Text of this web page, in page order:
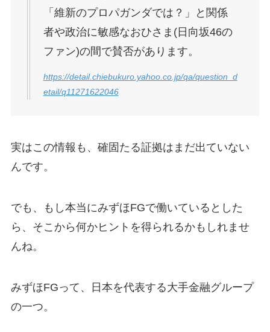
「維新のプロパガンダでは？」と関係
者や政治に敏感なおひさま(日向坂46の
ファン)の間で賛否があります。
https://detail.chiebukuro.yahoo.co.jp/qa/question_d
etail/q11271622046
実はこの情報も、確固たる証拠はまだ出ていない
んです。
でも、もし本当にみずほFGで働いているとした
ら、そこから何かヒントを得られるかもしれませ
んね。
みずほFGって、日本を代表する大手金融グループ
の一つ。